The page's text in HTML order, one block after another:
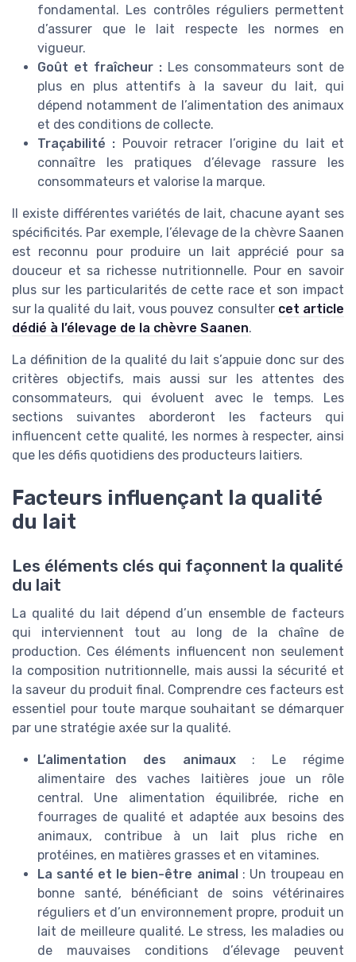
fondamental. Les contrôles réguliers permettent
d’assurer que le lait respecte les normes en
vigueur.
Goût et fraîcheur : Les consommateurs sont de
plus en plus attentifs à la saveur du lait, qui
dépend notamment de l’alimentation des animaux
et des conditions de collecte.
Traçabilité : Pouvoir retracer l’origine du lait et
connaître les pratiques d’élevage rassure les
consommateurs et valorise la marque.
Il existe différentes variétés de lait, chacune ayant ses
spécificités. Par exemple, l’élevage de la chèvre Saanen
est reconnu pour produire un lait apprécié pour sa
douceur et sa richesse nutritionnelle. Pour en savoir
plus sur les particularités de cette race et son impact
sur la qualité du lait, vous pouvez consulter cet article
dédié à l’élevage de la chèvre Saanen.
La définition de la qualité du lait s’appuie donc sur des
critères objectifs, mais aussi sur les attentes des
consommateurs, qui évoluent avec le temps. Les
sections suivantes aborderont les facteurs qui
influencent cette qualité, les normes à respecter, ainsi
que les défis quotidiens des producteurs laitiers.
Facteurs influençant la qualité
du lait
Les éléments clés qui façonnent la qualité
du lait
La qualité du lait dépend d’un ensemble de facteurs
qui interviennent tout au long de la chaîne de
production. Ces éléments influencent non seulement
la composition nutritionnelle, mais aussi la sécurité et
la saveur du produit final. Comprendre ces facteurs est
essentiel pour toute marque souhaitant se démarquer
par une stratégie axée sur la qualité.
L’alimentation des animaux: Le régime
alimentaire des vaches laitières joue un rôle
central. Une alimentation équilibrée, riche en
fourrages de qualité et adaptée aux besoins des
animaux, contribue à un lait plus riche en
protéines, en matières grasses et en vitamines.
La santé et le bien-être animal : Un troupeau en
bonne santé, bénéficiant de soins vétérinaires
réguliers et d’un environnement propre, produit un
lait de meilleure qualité. Le stress, les maladies ou
de mauvaises conditions d’élevage peuvent